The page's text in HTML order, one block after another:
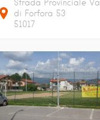
Strada Provinciale Val
di Forfora 53
51017